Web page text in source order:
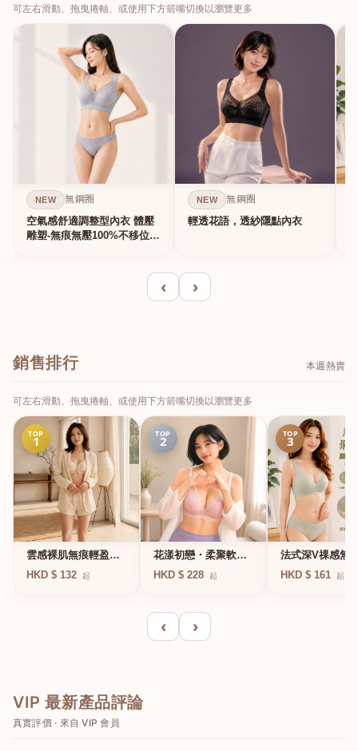
可左右滑動、拖曳捲軸、或使用下方箭嘴切換以瀏覽更多
NEW 無鋼圈
空氣感舒適調整型內衣 體壓
雕塑-無痕無壓100%不移位的
NEW 無鋼圈
輕透花語，透紗隱點內衣
‹ ›
銷售排行 本週熱賣
可左右滑動、拖曳捲軸、或使用下方箭嘴切換以瀏覽更多
TOP
1
雲感裸肌無痕輕盈無
鋼圈內衣
HKD $ 132 起
TOP
2
花漾初戀・柔聚軟鋼
圈蕾絲內衣
HKD $ 228 起
TOP
3
法式深V祼感無
凍軟支撐條無鋼
HKD $ 161 起
‹ ›
VIP 最新產品評論
真實評價 · 來自 VIP 會員